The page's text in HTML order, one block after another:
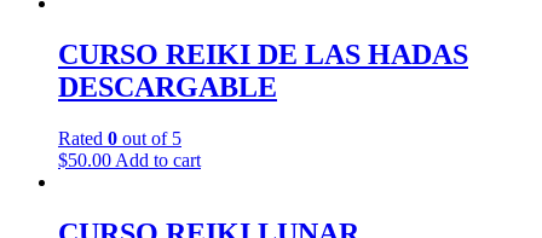
CURSO REIKI DE LAS HADAS
DESCARGABLE
Rated 0 out of 5
$50.00 Add to cart